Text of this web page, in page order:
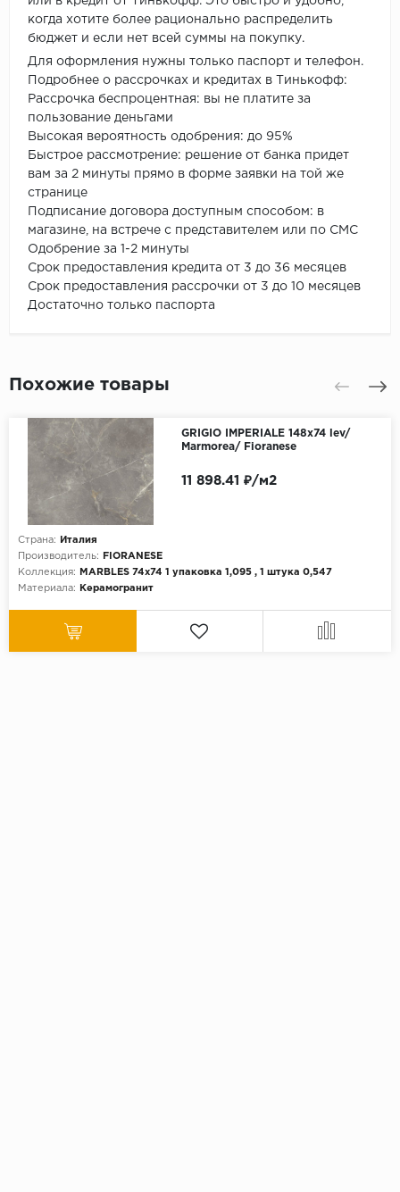
когда хотите более рационально распределить
бюджет и если нет всей суммы на покупку.
Для оформления нужны только паспорт и телефон.
Подробнее о рассрочках и кредитах в Тинькофф:
Рассрочка беспроцентная: вы не платите за
пользование деньгами
Высокая вероятность одобрения: до 95%
Быстрое рассмотрение: решение от банка придет
вам за 2 минуты прямо в форме заявки на той же
странице
Подписание договора доступным способом: в
магазине, на встрече с представителем или по СМС
Одобрение за 1-2 минуты
Срок предоставления кредита от 3 до 36 месяцев
Срок предоставления рассрочки от 3 до 10 месяцев
Достаточно только паспорта
Похожие товары
GRIGIO IMPERIALE 148x74 lev/
Marmorea/ Fioranese
Страна:
Италия
Производитель:
FIORANESE
Коллекция:
MARBLES 74x74 1 упаковка 1,095 , 1 штука 0,547
Материала:
Керамогранит
11 898.41 ₽/м2